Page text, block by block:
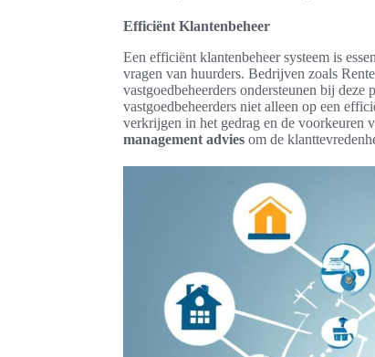
Efficiënt Klantenbeheer
Een efficiënt klantenbeheer systeem is
vragen van huurders. Bedrijven zoals
vastgoedbeheerders ondersteunen bij
vastgoedbeheerders niet alleen op een
verkrijgen in het gedrag en de voorkeuren
management advies om de